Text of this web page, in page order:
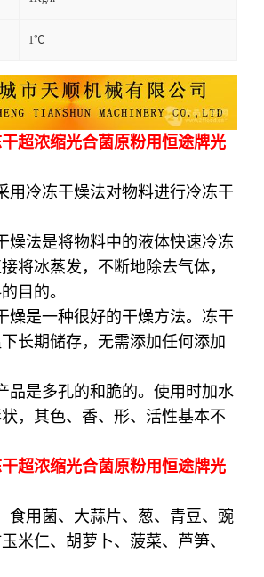
1℃
超浓缩光合菌原粉用恒途牌光
冷冻干燥法对物料进行冷冻干
法是将物料中的液体快速冷冻
将冰蒸发，不断地除去气体，
目的。
是一种很好的干燥方法。冻干
长期储存，无需添加任何添加
是多孔的和脆的。使用时加水
，其色、香、形、活性基本不
超浓缩光合菌原粉用恒途牌光
用菌、大蒜片、葱、青豆、豌
米仁、胡萝卜、菠菜、芦笋、